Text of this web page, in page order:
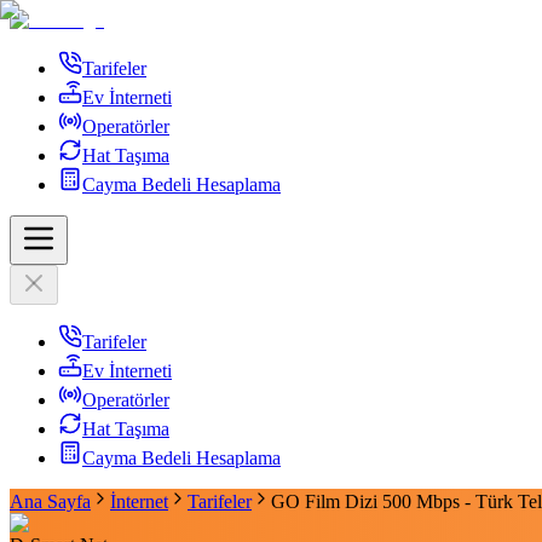
Tarifeler
Ev İnterneti
Operatörler
Hat Taşıma
Cayma Bedeli Hesaplama
Tarifeler
Ev İnterneti
Operatörler
Hat Taşıma
Cayma Bedeli Hesaplama
Ana Sayfa İnternet Tarifeler GO Film Dizi 500 Mbps - Türk